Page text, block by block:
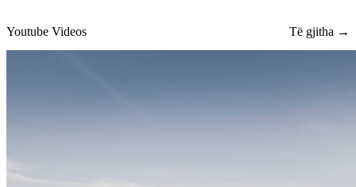
Youtube Videos Të gjitha →